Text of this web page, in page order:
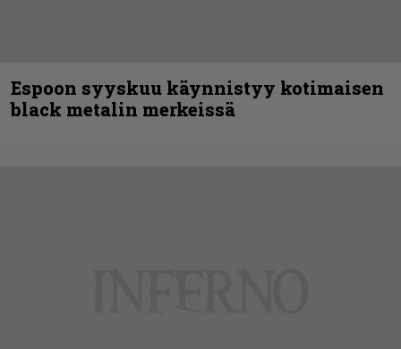
Espoon syyskuu käynnistyy kotimaisen
black metalin merkeissä